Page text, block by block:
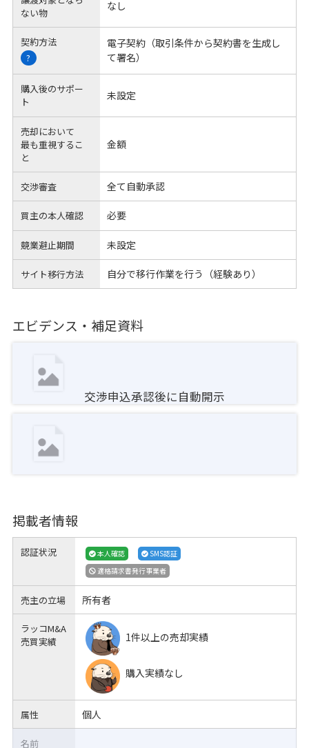
ない物
なし
契約方法
?
電子契約（取引条件から契約書を生成し
て署名）
購入後のサポー
ト
未設定
売却において
最も重視するこ
と
金額
交渉審査 全て自動承認
買主の本人確認 必要
競業避止期間 未設定
サイト移行方法 自分で移行作業を行う（経験あり）
エビデンス・補足資料
交渉申込承認後に自動開示
掲載者情報
認証状況 本人確認
SMS認証
適格請求書発行事業者
売主の立場 所有者
ラッコM&A
売買実績
1件以上の売却実績
購入実績なし
属性 個人
名前